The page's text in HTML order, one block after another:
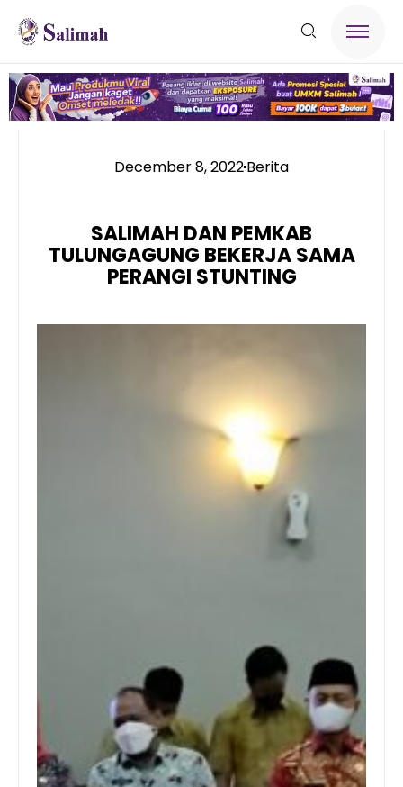
December 8, 2022Berita
SALIMAH DAN PEMKAB
TULUNGAGUNG BEKERJA SAMA
PERANGI STUNTING